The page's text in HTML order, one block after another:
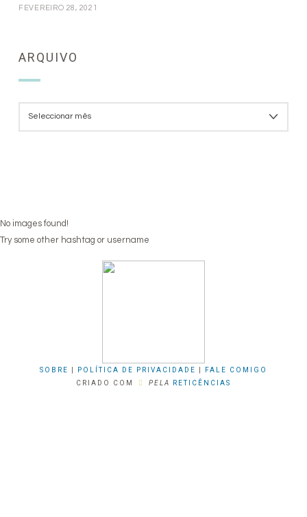
FEVEREIRO 28, 2021
ARQUIVO
No images found!
Try some other hashtag or username
SOBRE POLÍTICA DE PRIVACIDADE
FALE COMIGO
CRIADO COM
PELA RETICÊNCIAS